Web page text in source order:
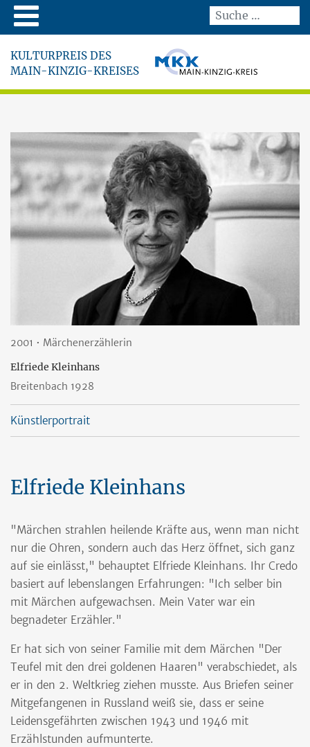
KULTURPREIS DES
MAIN-KINZIG-KREISES
2001 • Märchenerzählerin
Elfriede Kleinhans
Breitenbach 1928
Künstlerportrait
Elfriede Kleinhans
"Märchen strahlen heilende Kräfte aus, wenn man nicht
nur die Ohren, sondern auch das Herz öffnet, sich ganz
auf sie einlässt," behauptet Elfriede Kleinhans. Ihr Credo
basiert auf lebenslangen Erfahrungen: "Ich selber bin
mit Märchen aufgewachsen. Mein Vater war ein
begnadeter Erzähler."
Er hat sich von seiner Familie mit dem Märchen "Der
Teufel mit den drei goldenen Haaren" verabschiedet, als
er in den 2. Weltkrieg ziehen musste. Aus Briefen seiner
Mitgefangenen in Russland weiß sie, dass er seine
Leidensgefährten zwischen 1943 und 1946 mit
Erzählstunden aufmunterte.